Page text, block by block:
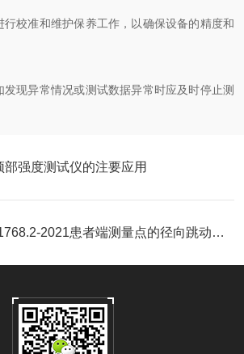
校准和维护保养工作，以确保设备的精度和
异常情况或测试数据异常时应及时停止测
部强度测试仪的注要应用
TT\T 1768.2-2021患者端测量点的径向跳动测试仪